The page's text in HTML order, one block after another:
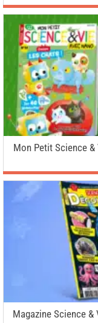
Mon Petit Science
Magazine Science &